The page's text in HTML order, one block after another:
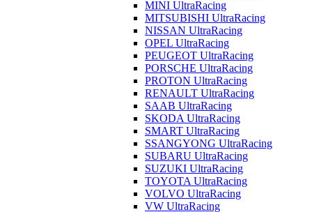
MINI UltraRacing
MITSUBISHI UltraRacing
NISSAN UltraRacing
OPEL UltraRacing
PEUGEOT UltraRacing
PORSCHE UltraRacing
PROTON UltraRacing
RENAULT UltraRacing
SAAB UltraRacing
SKODA UltraRacing
SMART UltraRacing
SSANGYONG UltraRacing
SUBARU UltraRacing
SUZUKI UltraRacing
TOYOTA UltraRacing
VOLVO UltraRacing
VW UltraRacing